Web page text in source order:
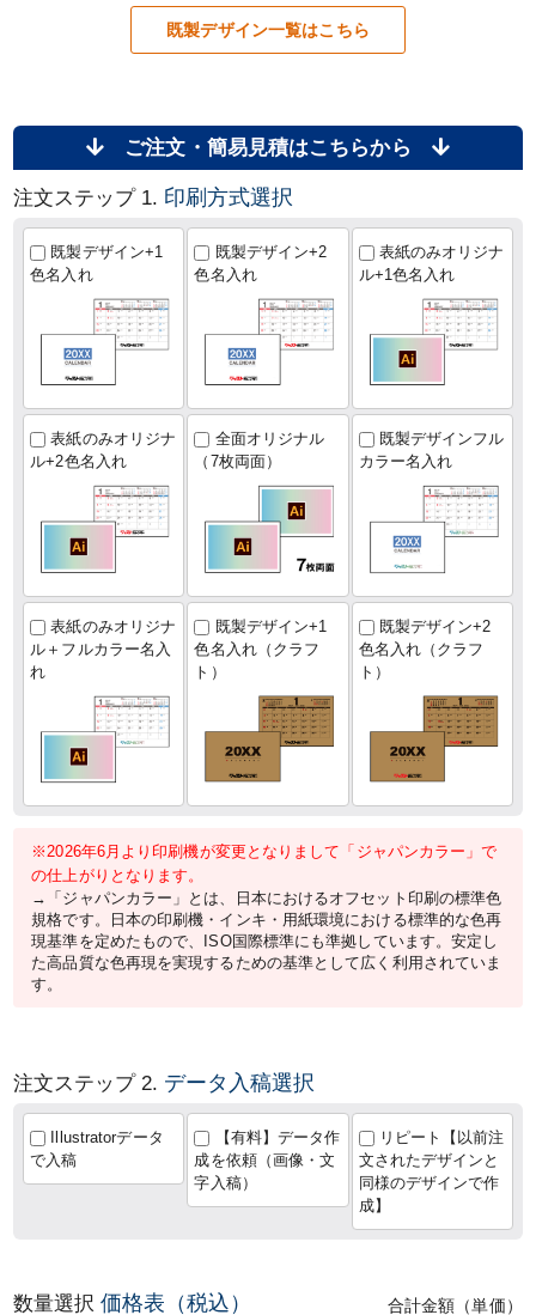
既製デザイン一覧はこちら
ご注文・簡易見積はこちらから
注文ステップ 1. 印刷方式選択
既製デザイン+1
色名入れ
既製デザイン+2
色名入れ
表紙のみオリジナ
ル+1色名入れ
表紙のみオリジナ
ル+2色名入れ
全面オリジナル
（7枚両面）
既製デザインフル
カラー名入れ
表紙のみオリジナ
ル＋フルカラー名入
れ
既製デザイン+1
色名入れ（クラフ
ト）
既製デザイン+2
色名入れ（クラフ
ト）
※2026年6月より印刷機が変更となりまして「ジャパンカラー」で
の仕上がりとなります。
→「ジャパンカラー」とは、日本におけるオフセット印刷の標準色
規格です。日本の印刷機・インキ・用紙環境における標準的な色再
現基準を定めたもので、ISO国際標準にも準拠しています。安定し
た高品質な色再現を実現するための基準として広く利用されていま
す。
注文ステップ 2. データ入稿選択
Illustratorデータ
で入稿
【有料】データ作
成を依頼（画像・文
字入稿）
リピート【以前注
文されたデザインと
同様のデザインで作
成】
数量選択価格表（税込） 合計金額（単価）